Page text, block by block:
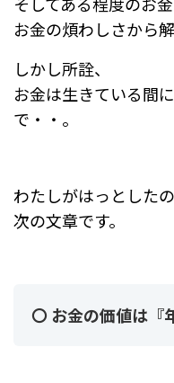
お金の煩わしさから
しかし所詮、
お金は生きている間
で・・。
わたしがはっとしたの
次の文章です。
〇 お金の価値は『